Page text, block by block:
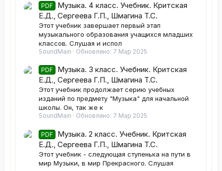
PDF
Музыка. 4 класс. Учебник. Критская
Е.Д., Сергеева Г.П., Шмагина Т.С.
Этот учебник завершает первый этап
музыкального образования учащихся младших
классов. Слушая и испол
SoundMain Обновлено: 7 Мар 2025
PDF
Музыка. 3 класс. Учебник. Критская
Е.Д., Сергеева Г.П., Шмагина Т.С.
Этот учебник продолжает серию учебных
изданий по предмету "Музыка" для начальной
школы. Он, так же к
SoundMain Обновлено: 7 Мар 2025
PDF
Музыка. 2 класс. Учебник. Критская
Е.Д., Сергеева Г.П., Шмагина Т.С.
Этот учебник - следующая ступенька на пути в
мир Музыки, в мир Прекрасного. Слушая